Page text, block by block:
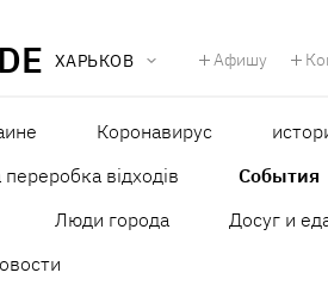
ХАРЬКОВ Афишу
Коронавирус
відходів
События
Люди города Досуг и